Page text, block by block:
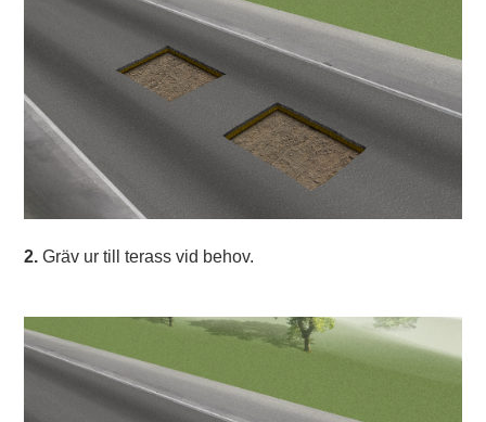
2.Gräv ur till terass vid behov.